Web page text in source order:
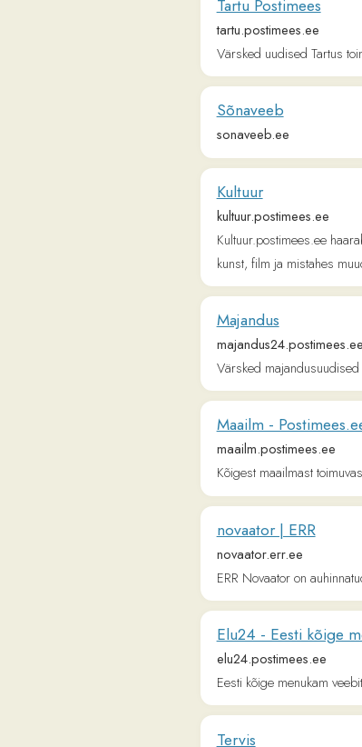
Sõnaveeb
sonaveeb.ee
Kultuur
kultuur.postimees.ee
Kultuur.postimees.ee haarab
kunst, film ja mistahes muud
Majandus
majandus24.postimees.ee
Värsked majandusuudised
Maailm - Postimees.ee
maailm.postimees.ee
Kõigest maailmast toimuvast -
novaator | ERR
novaator.err.ee
ERR Novaator on auhinnatud
Elu24 - Eesti kõige
elu24.postimees.ee
Eesti kõige menukam
Tervis
tervis.postimees.ee
Postimehe terviseportaalist saab
Delfi
www.delfi.ee
Eesti suurim uudisteportaal, mis